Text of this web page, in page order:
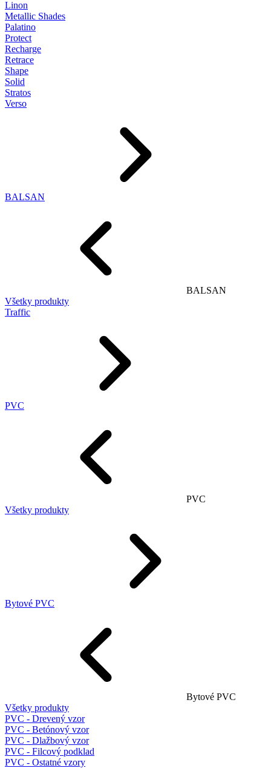
Linon
Metallic Shades
Palatino
Protect
Recharge
Retrace
Shape
Solid
Stratos
Verso
BALSAN
BALSAN
Všetky produkty
Traffic
PVC
PVC
Všetky produkty
Bytové PVC
Bytové PVC
Všetky produkty
PVC - Drevený vzor
PVC - Betónový vzor
PVC - Dlažbový vzor
PVC - Filcový podklad
PVC - Ostatné vzory